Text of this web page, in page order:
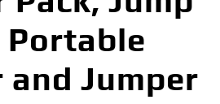
Portable
and Jumper